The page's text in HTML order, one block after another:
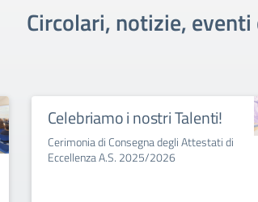
Circolari, notizie,
Celebriamo i nostri Talenti!
Cerimonia di Consegna degli Attestati di
Eccellenza A.S. 2025/2026